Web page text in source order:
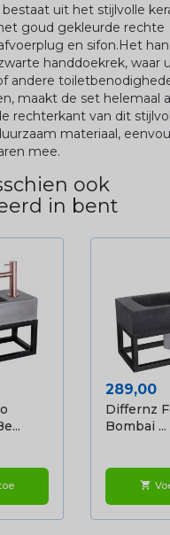
uit het stijlvolle
goud gekleurde rechte
en sifon.Het
handdoekrek, waar
andere
maakt de set helemaal
rechterkant van dit
materiaal,
mee.
ook
in bent
Prijs
289,00
Differnz
Bombai ...
shopping_cart